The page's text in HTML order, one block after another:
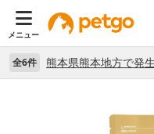
メニュー
全6件